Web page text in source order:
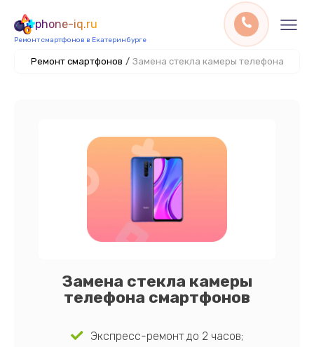
phone-iq.ru
Ремонт смартфонов в Екатеринбурге
Ремонт смартфонов / Замена стекла камеры телефона
Замена стекла камеры
телефона смартфонов
Экспресс-ремонт до 2 часов;